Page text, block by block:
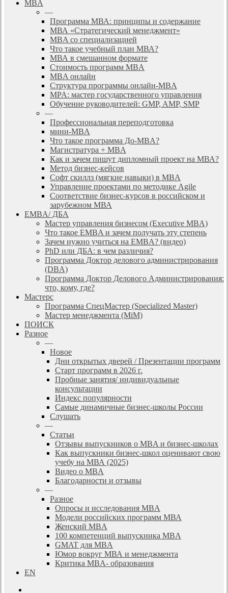
MBA
—
Программа МВА: принципы и содержание
МВА «Cтратегический менеджмент»
MBA со специализацией
Что такое учебный план МВА?
МВА в смешанном формате
Стоимость программ MBA
MBA онлайн
Cтруктура программы онлайн-MBA
MPA: мастер государственного управления
Обучение руководителей: GMP, AMP, SMP
—
Профессиональная переподготовка
мини-MBA
Что такое программа До-MBA?
Магистратура + MBA
Как и зачем пишут дипломный проект на МВА?
Метод бизнес-кейсов
Софт скиллз (мягкие навыки) в MBA
Управление проектами по методике Agile
Соответствие бизнес-курсов в российском и
зарубежном МВА
EMBA/ ДБA
Мастер управления бизнесом (Executive MBA)
Что такое EMBA и зачем получать эту степень
Зачем нужно учиться на EMBA? (видео)
PhD или ДБА: в чем различия?
Программа Доктор делового администрирования
(DBА)
Программа Доктор Делового Администрирования:
что, кому, где?
Мастерс
Программа СпецМастер (Specialized Master)
Мастер менеджмента (MiM)
ПОИСК
Разное
—
Новое
Дни открытых дверей / Презентации программ
Старт программ в 2026 г.
Пробные занятия/ индивидуальные
консультации
Индекс популярности
Самые динамичные бизнес-школы России
Слушать
—
Статьи
Отзывы выпускников о MBA и бизнес-школах
Как выпускники бизнес-школ оценивают свою
учебу на МВА (2025)
Видео о MBA
Благодарности и отзывы
—
Разное
Опросы и исследования MBA
Модели российских программ МВА
Женский MBA
100 компетенций выпускника MBA
GMAT для MBA
Юмор вокруг МВА и менеджмента
Критика MBA- образования
EN